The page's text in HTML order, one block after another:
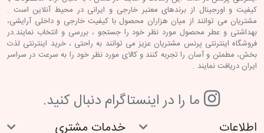
کیفیت و اورجینال از برندهای معتبر خارجی و ایرانی در محیط آنلاین است .
مشتریان می توانند از میان هزاران محصول با کیفیت خارجی و داخلی آرایشی،
بهداشتی و عطر محصول مورد نظر خود را جستجو ، بررسی و انتخاب نمایند.در
فروشگاه اینترنتی پرنس مشتریان عزیز می توانند به راحتی ، خرید اینترنتی لذت
بخش، مطمئن و آسان را تجربه کنند و کالای مورد نظر خود را به سرعت در سراسر
ایران دریافت نمایند .
ما را در اينستاگرام دنبال کنيد.
اطلاعات خدمات مشتری